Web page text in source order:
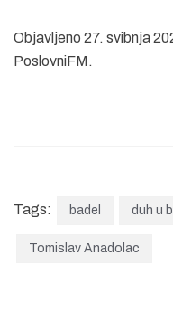
Objavljeno 27. svibnja
PoslovniFM.
Tags: badel duh u
Tomislav Anadolac